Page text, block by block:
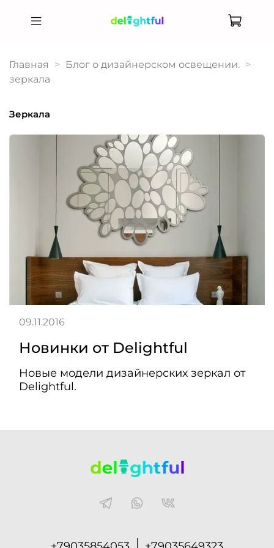
Главная
Блог о дизайнерском освещении.
зеркала
зеркала
Новинки от Delightful
Новые модели дизайнерских зеркал от
Delightful.
09.11.2016